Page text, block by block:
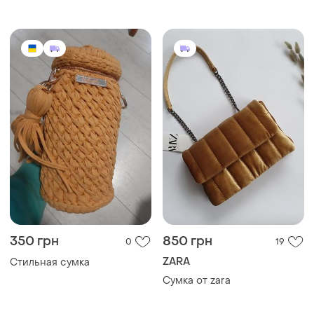
350 грн 0
Стильная сумка
850 грн 19
ZARA
Сумка от zara